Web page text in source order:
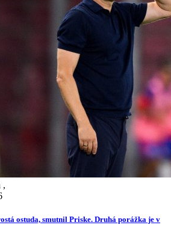
,
ostuda, smutnil Priske. Druhá porážka je v